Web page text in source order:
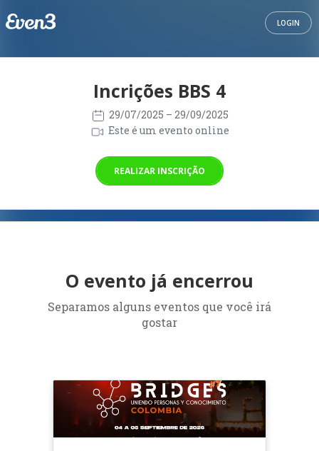
LOGIN
Incrições BBS 4
29/07/2025 – 29/09/2025
Este é um evento online
REALIZAR INSCRIÇÃO
O evento já encerrou
Separamos alguns eventos que você irá
gostar